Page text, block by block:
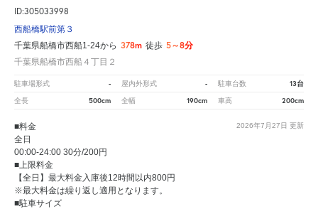
ID:305033998
西船橋駅前第３
千葉県船橋市西船1-24から 378m 徒歩 5～8分
千葉県船橋市西船４丁目２
駐車場形式 - 屋内外形式 - 駐車台数 13台
全長 500cm 全幅 190cm 車高 200cm
2026年7月27日 更新
■料金
全日
00:00-24:00 30分/200円
■上限料金
【全日】最大料金入庫後12時間以内800円
※最大料金は繰り返し適用となります。
■駐車サイズ